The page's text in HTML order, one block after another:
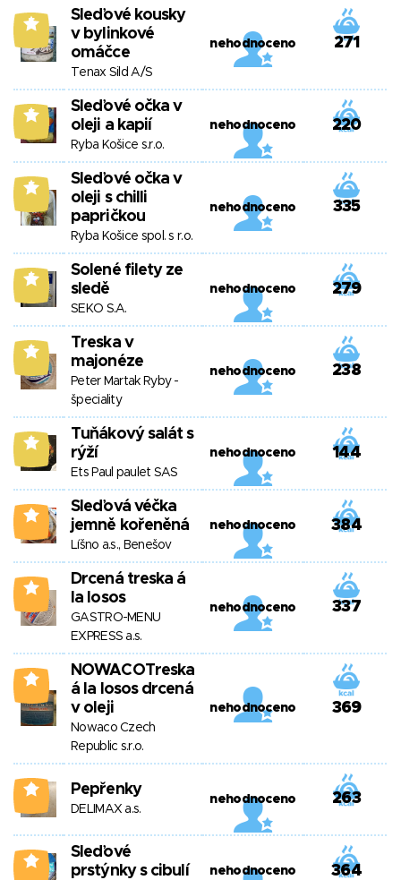
5
Sleďové kousky
v bylinkové
omáčce
Tenax Sild A/S
nehodnoceno 271
5
Sleďové očka v
oleji a kapií
Ryba Košice s.r.o.
nehodnoceno 220
5
Sleďové očka v
oleji s chilli
papričkou
Ryba Košice spol. s r.o.
nehodnoceno 335
5
Solené filety ze
sledě
SEKO S.A.
nehodnoceno 279
5
Treska v
majonéze
Peter Martak Ryby -
špeciality
nehodnoceno 238
5
Tuňákový salát s
rýží
Ets Paul paulet SAS
nehodnoceno 144
2
Sleďová véčka
jemně kořeněná
Líšno a.s., Benešov
nehodnoceno 384
1
Drcená treska á
la losos
GASTRO-MENU
EXPRESS a.s.
nehodnoceno 337
0
NOWACOTreska
á la losos drcená
v oleji
Nowaco Czech
Republic s.r.o.
nehodnoceno 369
0 Pepřenky
DELIMAX a.s.
nehodnoceno 263
0
Sleďové
prstýnky s cibulí
nehodnoceno 364